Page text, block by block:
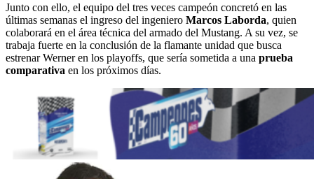
Junto con ello, el equipo del tres veces campeón concretó en las
últimas semanas el ingreso del ingeniero Marcos Laborda, quien
colaborará en el área técnica del armado del Mustang. A su vez, se
trabaja fuerte en la conclusión de la flamante unidad que busca
estrenar Werner en los playoffs, que sería sometida a una prueba
comparativa en los próximos días.